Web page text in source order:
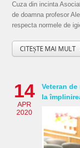
Cuza din incinta
de doamna profesor
respecta normele de
CITEȘTE MAI MULT
14
APR
2020
Veteran
la